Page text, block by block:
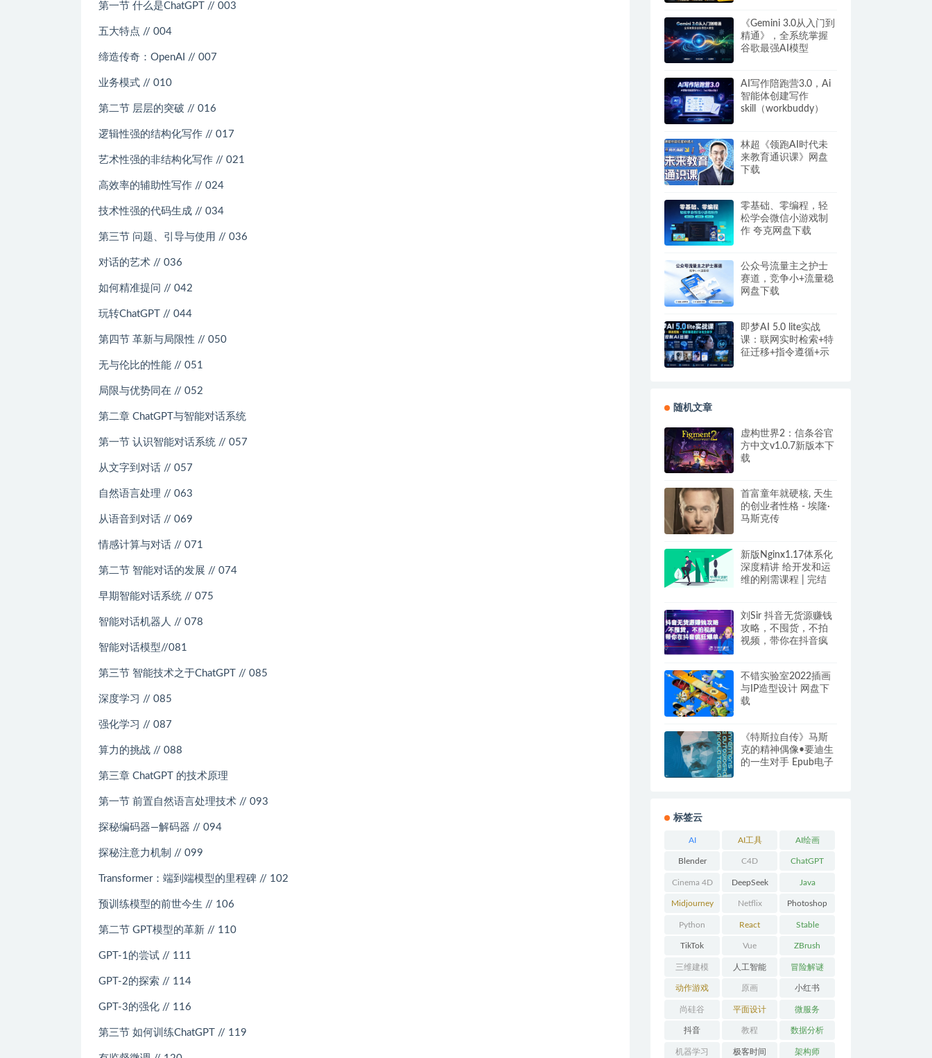
第一节 什么是ChatGPT // 003
五大特点 // 004
缔造传奇：OpenAI // 007
业务模式 // 010
第二节 层层的突破 // 016
逻辑性强的结构化写作 // 017
艺术性强的非结构化写作 // 021
高效率的辅助性写作 // 024
技术性强的代码生成 // 034
第三节 问题、引导与使用 // 036
对话的艺术 // 036
如何精准提问 // 042
玩转ChatGPT // 044
第四节 革新与局限性 // 050
无与伦比的性能 // 051
局限与优势同在 // 052
第二章 ChatGPT与智能对话系统
第一节 认识智能对话系统 // 057
从文字到对话 // 057
自然语言处理 // 063
从语音到对话 // 069
情感计算与对话 // 071
第二节 智能对话的发展 // 074
早期智能对话系统 // 075
智能对话机器人 // 078
智能对话模型//081
第三节 智能技术之于ChatGPT // 085
深度学习 // 085
强化学习 // 087
算力的挑战 // 088
第三章 ChatGPT 的技术原理
第一节 前置自然语言处理技术 // 093
探秘编码器—解码器 // 094
探秘注意力机制 // 099
Transformer：端到端模型的里程碑 // 102
预训练模型的前世今生 // 106
第二节 GPT模型的革新 // 110
GPT-1的尝试 // 111
GPT-2的探索 // 114
GPT-3的强化 // 116
第三节 如何训练ChatGPT // 119
《Gemini 3.0从入门到
精通》，全系统掌握
谷歌最强AI模型
AI写作陪跑营3.0，Ai
智能体创建写作
skill（workbuddy）
林超《领跑AI时代未
来教育通识课》网盘
下载
零基础、零编程，轻
松学会微信小游戏制
作 夸克网盘下载
公众号流量主之护士
赛道，竞争小+流量稳
网盘下载
即梦AI 5.0 lite实战
课：联网实时检索+特
征迁移+指令遵循+示
随机文章
虚构世界2：信条谷官
方中文v1.0.7新版本下
载
首富童年就硬核, 天生
的创业者性格 - 埃隆·
马斯克传
新版Nginx1.17体系化
深度精讲 给开发和运
维的刚需课程 | 完结
刘Sir 抖音无货源赚钱
攻略，不囤货，不拍
视频，带你在抖音疯
不错实验室2022插画
与IP造型设计 网盘下
载
《特斯拉自传》马斯
克的精神偶像•要迪生
的一生对手 Epub电子
标签云
AI AI工具 AI绘画
Blender C4D ChatGPT
Cinema 4D DeepSeek Java
Midjourney Netflix Photoshop
Python React Stable
Diffusion
TikTok Vue ZBrush
三维建模 人工智能 冒险解谜
AVG
动作游戏
ACT
原画 小红书
尚硅谷 平面设计 微服务
抖音 教程 数据分析
机器学习 极客时间 架构师